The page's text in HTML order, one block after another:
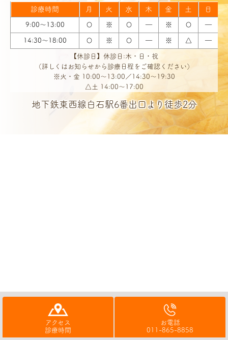
診療時間 月 火 水 木 金 土 日
9:00～13:00 〇 ※ 〇 ― ※ 〇 ―
14:30～18:00 〇 ※ 〇 ― ※ △ ―
【休診日】休診日:木・日・祝
（詳しくはお知らせから診療日程をご確認ください）
※火・金 10:00～13:00／14:30～19:30
△土 14:00～17:00
地下鉄東西線白石駅6番出口より徒歩2分
アクセス
診療時間
お電話
011-865-8858